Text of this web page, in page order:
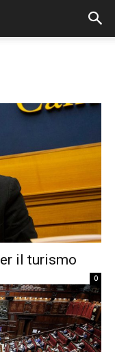
il turismo
0